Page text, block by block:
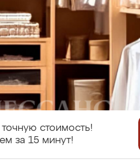
стоимость!
за 15 минут!